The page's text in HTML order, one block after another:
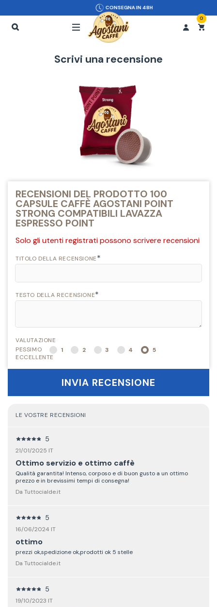
CONSEGNA IN 48H
0
Scrivi una recensione
RECENSIONI DEL PRODOTTO 100
CAPSULE CAFFÈ AGOSTANI POINT
STRONG COMPATIBILI LAVAZZA
ESPRESSO POINT
Solo gli utenti registrati possono scrivere recensioni
TITOLO DELLA RECENSIONE*
TESTO DELLA RECENSIONE*
VALUTAZIONE
PESSIMO
1 2 3 4
5
ECCELLENTE
INVIA RECENSIONE
LE VOSTRE RECENSIONI
5
21/01/2025 IT
Ottimo servizio e ottimo caffè
Qualità garantita! Intenso, corposo e di buon gusto a un ottimo
prezzo e in brevissimi tempi di consegna!
Da Tuttocialde.it
5
16/06/2024 IT
ottimo
prezzi ok,spedizione ok,prodotti ok 5 stelle
Da Tuttocialde.it
5
19/10/2023 IT